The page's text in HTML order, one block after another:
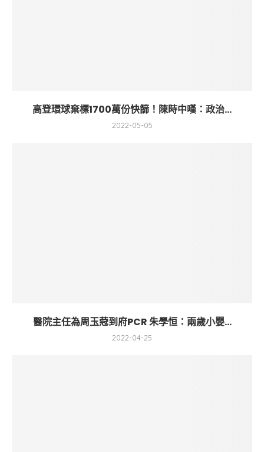
高登環球棄標1700萬份快篩！陳時中嘆：政治...
2022-05-05
醫院主任為周玉蒄到府PCR 朱學恒：兩歲小嬰...
2022-04-25